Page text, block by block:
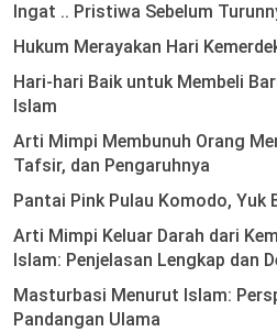
Ingat .. Pristiwa Sebelum
Hukum Merayakan Hari
Hari-hari Baik untuk Membeli
Islam
Arti Mimpi Membunuh Orang
Tafsir, dan Pengaruhnya
Pantai Pink Pulau Komodo, Yuk
Arti Mimpi Keluar Darah dari
Islam: Penjelasan Lengkap dan
Masturbasi Menurut Islam:
Pandangan Ulama